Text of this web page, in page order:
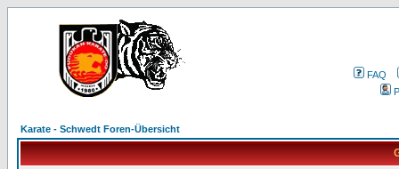
FAQ
Karate - Schwedt Foren-Übersicht